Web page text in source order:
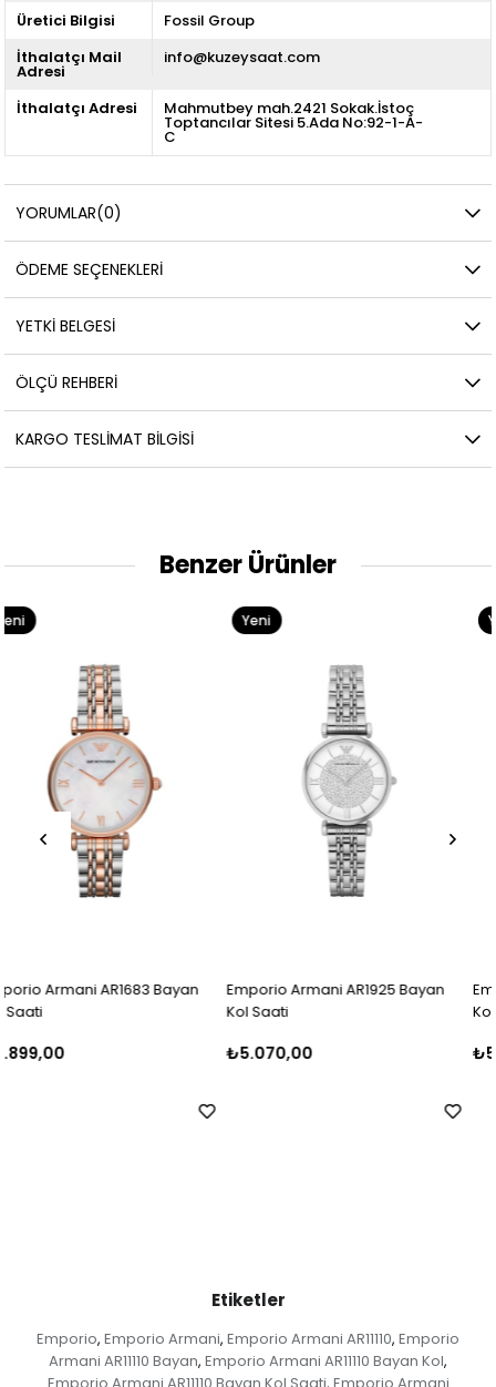
Üretici Bilgisi
Fossil Group
İthalatçı Mail
Adresi
info@kuzeysaat.com
İthalatçı Adresi Mahmutbey mah.2421 Sokak.İstoç
Toptancılar Sitesi 5.Ada No:92-1-A-
C
YORUMLAR(0)
ÖDEME SEÇENEKLERI
YETKİ BELGESİ
ÖLÇÜ REHBERI
KARGO TESLIMAT BILGISI
Benzer Ürünler
Emporio Armani AR1925 Bayan
₺5.070,00
Emporio Armani AR1725
₺5.000,00
Etiketler
Emporio, Emporio Armani, Emporio Armani AR11110, Emporio
Armani AR11110 Bayan, Emporio Armani AR11110 Bayan Kol,
Emporio Armani AR11110 Bayan Kol Saati, Emporio Armani